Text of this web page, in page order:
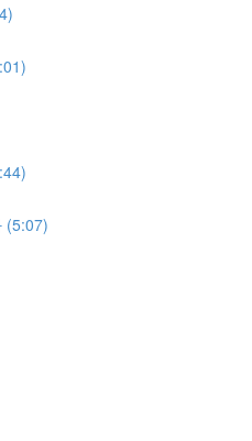
(5:07)